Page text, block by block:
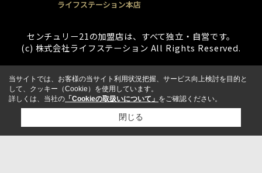
センチュリー21の加盟店は、すべて独立・自営です。
(c) 株式会社ライフステーション All Rights Reserved.
当サイトでは、お客様の当サイト利用状況把握、サービス向上検討を目的と
して、クッキー（Cookie）を使用しています。
詳しくは、当社の 「Cookieの取扱いについて」 をご確認ください。
閉じる